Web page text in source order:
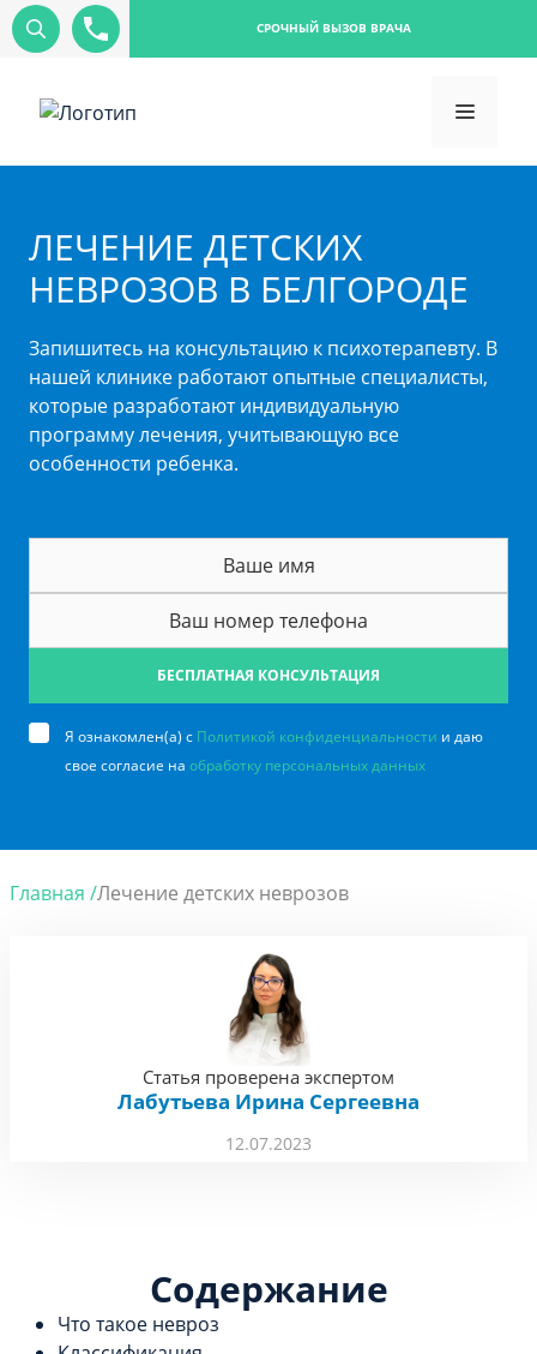
СРОЧНЫЙ ВЫЗОВ ВРАЧА
ЛЕЧЕНИЕ ДЕТСКИХ
НЕВРОЗОВ В БЕЛГОРОДЕ
Запишитесь на консультацию к психотерапевту. В
нашей клинике работают опытные специалисты,
которые разработают индивидуальную
программу лечения, учитывающую все
особенности ребенка.
БЕСПЛАТНАЯ КОНСУЛЬТАЦИЯ
Я ознакомлен(а) с Политикой конфиденциальности и даю
свое согласие на обработку персональных данных
Главная /Лечение детских неврозов
12.07.2023
Статья проверена экспертом
Лабутьева Ирина Сергеевна
Содержание
Что такое невроз